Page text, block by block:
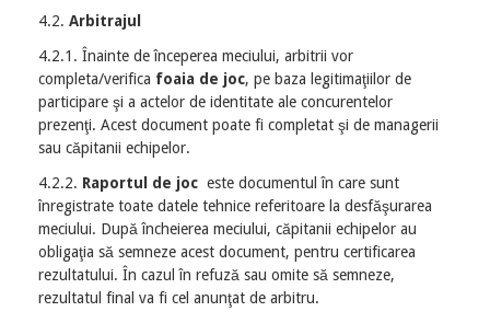
4.2. Arbitrajul
4.2.1. Înainte de începerea meciului, arbitrii vor
completa/verifica foaia de joc, pe baza legitimaţiilor de
participare şi a actelor de identitate ale concurentelor
prezenţi. Acest document poate fi completat şi de managerii
sau căpitanii echipelor.
4.2.2. Raportul de joc este documentul în care sunt
înregistrate toate datele tehnice referitoare la desfăşurarea
meciului. După încheierea meciului, căpitanii echipelor au
obligaţia să semneze acest document, pentru certificarea
rezultatului. În cazul în refuză sau omite să semneze,
rezultatul final va fi cel anunţat de arbitru.